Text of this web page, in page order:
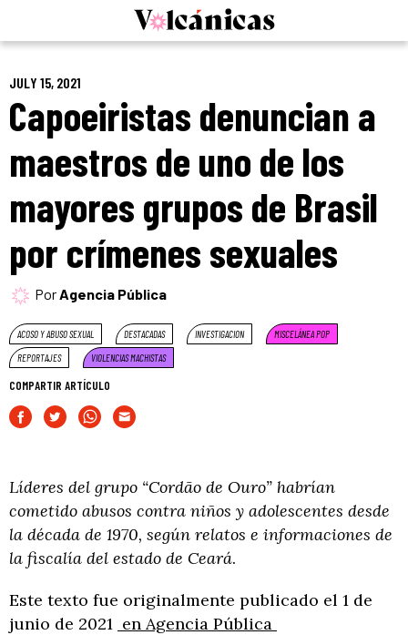
JULY 15, 2021
Capoeiristas denuncian a
maestros de uno de los
mayores grupos de Brasil
por crímenes sexuales
PorAgencia Pública
ACOSO Y ABUSO SEXUAL DESTACADAS INVESTIGACION
MISCELÁNEA POP
REPORTAJES
VIOLENCIAS MACHISTAS
COMPARTIR ARTÍCULO
Líderes del grupo “Cordão de Ouro” habrían
cometido abusos contra niños y adolescentes desde
la década de 1970, según relatos e informaciones de
la fiscalía del estado de Ceará.
Este texto fue originalmente publicado el 1 de
junio de 2021 en Agencia Pública